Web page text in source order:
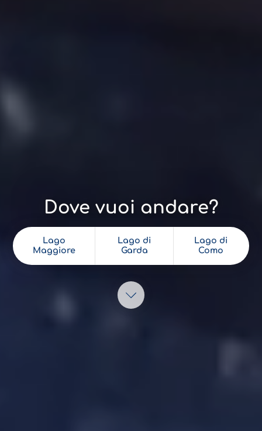
Dove vuoi andare?
Lago
Maggiore
Lago di
Garda
Lago di
Como